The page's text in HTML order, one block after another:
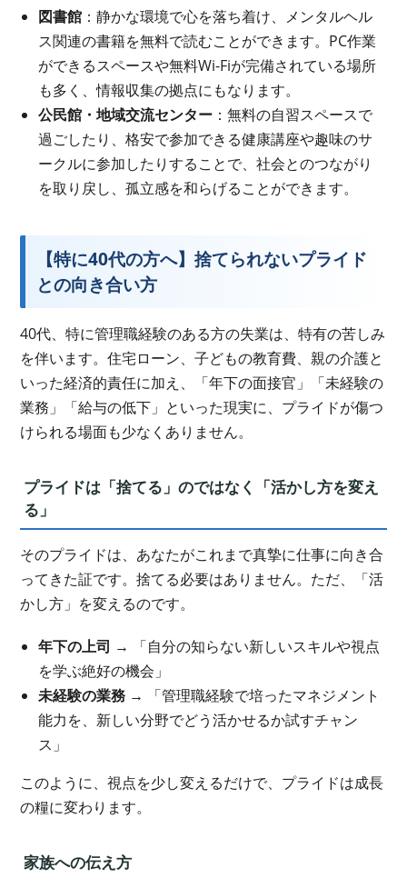
図書館 ：静かな環境で心を落ち着け、メンタルヘル
ス関連の書籍を無料で読むことができます。PC作業
ができるスペースや無料Wi-Fiが完備されている場所
も多く、情報収集の拠点にもなります。
公民館・地域交流センター ：無料の自習スペースで
過ごしたり、格安で参加できる健康講座や趣味のサ
ークルに参加したりすることで、社会とのつながり
を取り戻し、孤立感を和らげることができます。
【特に40代の方へ】捨てられないプライド
との向き合い方
40代、特に管理職経験のある方の失業は、特有の苦しみ
を伴います。住宅ローン、子どもの教育費、親の介護と
いった経済的責任に加え、「年下の面接官」「未経験の
業務」「給与の低下」といった現実に、プライドが傷つ
けられる場面も少なくありません。
プライドは「捨てる」のではなく「活かし方を変え
る」
そのプライドは、あなたがこれまで真摯に仕事に向き合
ってきた証です。捨てる必要はありません。ただ、「活
かし方」を変えるのです。
年下の上司 → 「自分の知らない新しいスキルや視点
を学ぶ絶好の機会」
未経験の業務 → 「管理職経験で培ったマネジメント
能力を、新しい分野でどう活かせるか試すチャン
ス」
このように、視点を少し変えるだけで、プライドは成長
の糧に変わります。
家族への伝え方